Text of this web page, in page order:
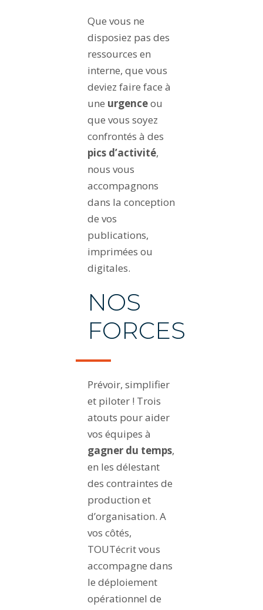
Que vous ne
disposiez pas des
ressources en
interne, que vous
deviez faire face à
une urgenceou
que vous soyez
confrontés à des
pics d’activité,
nous vous
accompagnons
dans la conception
de vos
publications,
imprimées ou
digitales.
NOS
FORCES
Prévoir, simplifier
et piloter ! Trois
atouts pour aider
vos équipes à
gagner du temps,
en les délestant
des contraintes de
production et
d’organisation. A
vos côtés,
TOUTécrit vous
accompagne dans
le déploiement
opérationnel de